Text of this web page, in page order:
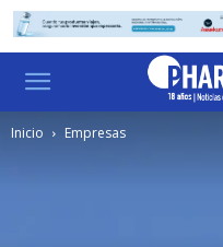
Inicio Empresas